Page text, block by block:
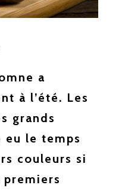
a
à l’été. Les
grands
eu le temps
couleurs si